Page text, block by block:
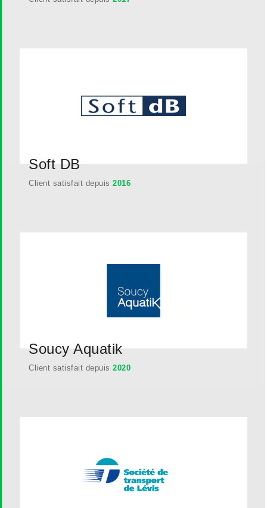
Soft DB
Client satisfait depuis 2016
Soucy Aquatik
Client satisfait depuis 2020